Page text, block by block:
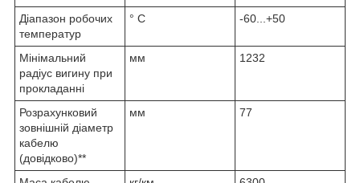
Діапазон робочих
температур
° С -60...+50
Мінімальний
радіус вигину при
прокладанні
мм 1232
Розрахунковий
зовнішній діаметр
кабелю
(довідково)**
мм 77